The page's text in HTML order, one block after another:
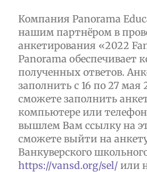
Компания Panorama
нашим партнёром в
анкетирования «2022
Panorama обеспечивает
полученных ответов.
заполнить с 16 по 27 мая
сможете заполнить
компьютере или
вышлем Вам ссылку на
сможете выйти на
Ванкуверского
https://vansd.org/sel/ или